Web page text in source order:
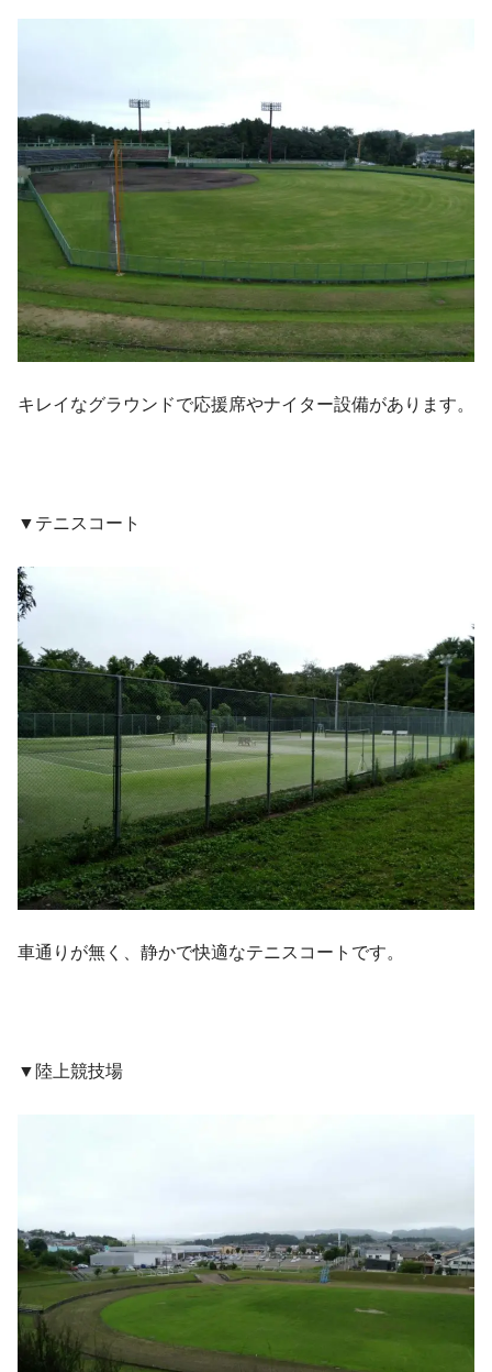
キレイなグラウンドで応援席やナイター設備があります。
▼テニスコート
車通りが無く、静かで快適なテニスコートです。
▼陸上競技場